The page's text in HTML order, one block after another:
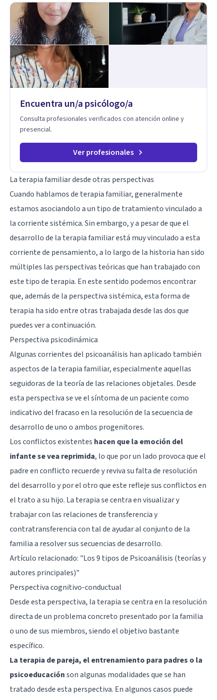
profesionales más destacadas en el abordaje profundo de la
ansiedad, la baja autoestima, la dependencia emocional y los
conflictos de pareja. Ha trabajado con pacientes en
diferentes países, acompañando procesos complejos. Su
enfoque terapéutico se diferencia por una premisa clara: no
trabaja el síntoma, trabaja la raíz que lo origina. Su
metodología interviene en tres niveles: regulación del
sistema emocional, reprocesamiento de heridas de la
infancia y reestructuración cognitiva profunda, permitiendo
origen. Si buscas un proceso superficial, este no es el lugar.
raíz de lo que te ocurre, la Dra. Sandra Milena Jiménez Duque
es una de las mejores opciones para acompañarte. Porque
cuando sanas tu mundo interno, cambias tu forma de pensar,
Encuentra un/a psicólogo/a
Consulta profesionales verificados con atención online y
presencial.
Ver profesionales
La terapia familiar desde otras perspectivas
Cuando hablamos de terapia familiar, generalmente
estamos asociandolo a un tipo de tratamiento vinculado a
la corriente sistémica. Sin embargo, y a pesar de que el
desarrollo de la terapia familiar está muy vinculado a esta
corriente de pensamiento, a lo largo de la historia han sido
múltiples las perspectivas teóricas que han trabajado con
este tipo de terapia. En este sentido podemos encontrar
que, además de la perspectiva sistémica, esta forma de
terapia ha sido entre otras trabajada desde las dos que
puedes ver a continuación.
Perspectiva psicodinámica
Algunas corrientes del psicoanálisis han aplicado también
aspectos de la terapia familiar, especialmente aquellas
seguidoras de la teoría de las relaciones objetales. Desde
esta perspectiva se ve el síntoma de un paciente como
indicativo del fracaso en la resolución de la secuencia de
desarrollo de uno o ambos progenitores.
Los conflictos existentes hacen que la emoción del
infante se vea reprimida, lo que por un lado provoca que el
padre en conflicto recuerde y reviva su falta de resolución
del desarrollo y por el otro que este refleje sus conflictos en
el trato a su hijo. La terapia se centra en visualizar y
trabajar con las relaciones de transferencia y
contratransferencia con tal de ayudar al conjunto de la
familia a resolver sus secuencias de desarrollo.
Artículo relacionado: "Los 9 tipos de Psicoanálisis (teorías y
autores principales)"
Perspectiva cognitivo-conductual
Desde esta perspectiva, la terapia se centra en la resolución
directa de un problema concreto presentado por la familia
o uno de sus miembros, siendo el objetivo bastante
específico.
La terapia de pareja, el entrenamiento para padres o la
psicoeducaciónson algunas modalidades que se han
tratado desde esta perspectiva. En algunos casos puede